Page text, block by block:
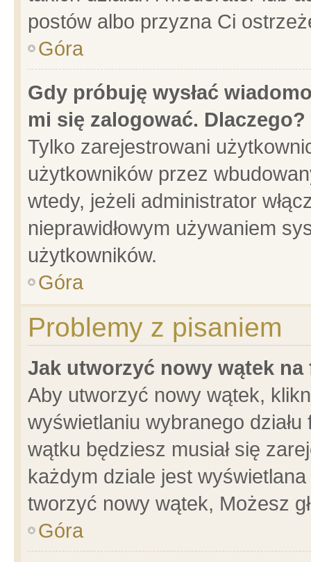
postów albo przyzna Ci
Góra
Gdy próbuję wysłać
mi się zalogować. Dlaczego?
Tylko zarejestrowani
użytkowników przez
wtedy, jeżeli administrator
nieprawidłowym używaniem
użytkowników.
Góra
Problemy z pisaniem
Jak utworzyć nowy wątek na
Aby utworzyć nowy wątek,
wyświetlaniu wybranego
wątku będziesz musiał się
każdym dziale jest
tworzyć nowy wątek, Możesz
Góra